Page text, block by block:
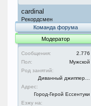
cardinal
Рекордсмен
Команда форума
Модератор
Сообщения:
2.776
Пол:
Мужской
Род занятий:
Диванный джиппер…
Адрес:
Город-Герой Ессентуки
Езжу на: